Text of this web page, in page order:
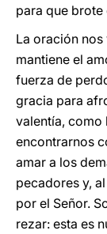
para que
La oración
mantiene el
fuerza de
gracia para
valentía, como
encontrarnos
amar a los
pecadores y,
por el Señor.
rezar: esta es